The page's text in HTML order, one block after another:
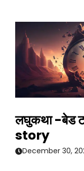
लघुकथा -बेड
story
December 30,